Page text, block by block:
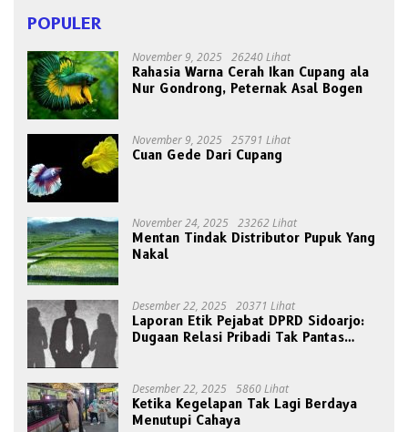
POPULER
November 9, 2025 26240 Lihat
Rahasia Warna Cerah Ikan Cupang ala
Nur Gondrong, Peternak Asal Bogen
November 9, 2025 25791 Lihat
Cuan Gede Dari Cupang
November 24, 2025 23262 Lihat
Mentan Tindak Distributor Pupuk Yang
Nakal
Desember 22, 2025 20371 Lihat
Laporan Etik Pejabat DPRD Sidoarjo:
Dugaan Relasi Pribadi Tak Pantas
Desember 22, 2025 5860 Lihat
Ketika Kegelapan Tak Lagi Berdaya
Menutupi Cahaya